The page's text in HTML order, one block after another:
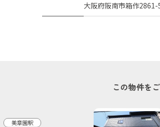
大阪府阪南市箱作2861-
この物件を
美章園駅